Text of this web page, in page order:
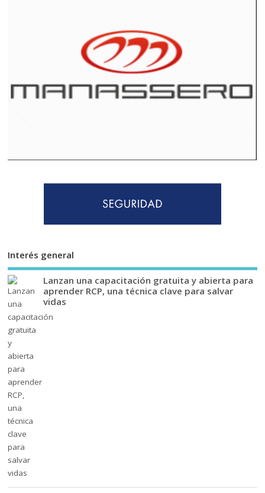
Interés general
Lanzan una capacitación gratuita y abierta para
aprender RCP, una técnica clave para salvar
vidas